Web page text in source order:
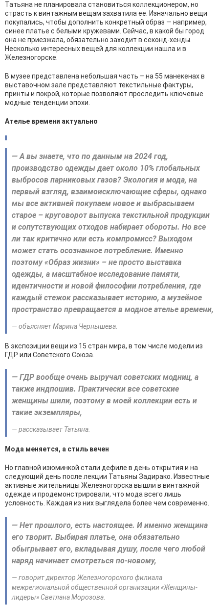
Татьяна не планировала становиться коллекционером, но
страсть к винтажным вещам захватила ее. Изначально вещи
покупались, чтобы дополнить конкретный образ — например,
синее платье с белыми кружевами. Сейчас, в какой бы город
она не приезжала, обязательно заходит в секонд-хенды.
Несколько интересных вещей для коллекции нашла и в
Железногорске.
В музее представлена небольшая часть – на 55 манекенах в
выставочном зале представляют текстильные фактуры,
принты и покрой, которые позволяют проследить ключевые
модные тенденции эпохи.
Ателье времени актуально
— А вы знаете, что по данным на 2024 год,
производство одежды дает около 10% глобальных
выбросов парниковых газов? Экология и мода, на
первый взгляд, взаимоисключающие сферы, однако
мы все активней покупаем новое и выбрасываем
старое – круговорот выпуска текстильной продукции
и сопутствующих отходов набирает обороты. Но все
ли так критично или есть компромисс? Выходом
может стать осознанное потребление. Именно
поэтому «Образ жизни» – не просто выставка
одежды, а масштабное исследование памяти,
идентичности и новой философии потребления, где
каждый стежок рассказывает историю, а музейное
пространство превращается в модное ателье времени,
— объясняет Марина Чернышева.
В экспозиции вещи из 15 стран мира, в том числе модели из
ГДР или Советского Союза.
— ГДР вообще очень выручал советских модниц, а
также индпошив. Практически все советские
женщины шили, поэтому в моей коллекции есть и
такие экземпляры,
— рассказывает Татьяна.
Мода меняется, а стиль вечен
Но главной изюминкой стали дефиле в день открытия и на
следующий день после лекции Татьяны Задирако. Известные
активные жительницы Железногорска вышли в винтажной
одежде и продемонстрировали, что мода всего лишь
условность. Каждая из них выглядела более чем современно.
— Нет прошлого, есть настоящее. И именно женщина
его творит. Выбирая платье, она обязательно
обыгрывает его, вкладывая душу, после чего любой
наряд начинает смотреться по-новому,
— говорит директор Железногорского филиала
межрегиональной общественной организации «Женщины-
лидеры» Светлана Морозова.